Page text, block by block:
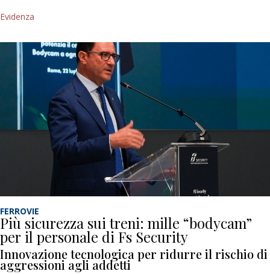
Evidenza
FERROVIE
Più sicurezza sui treni: mille “bodycam”
per il personale di Fs Security
Innovazione tecnologica per ridurre il rischio di
aggressioni agli addetti